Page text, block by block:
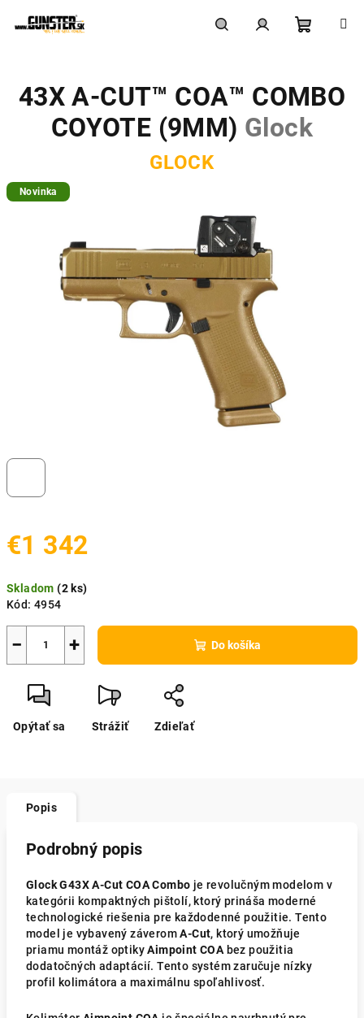
košík
€1 342
cena:
Skladom(2 ks)
Kód: 4954
+
− Do košíka
Opýtať sa Strážiť Zdieľať
43X A-CUT™ COA™ COMBO
COYOTE (9MM) Glock
GLOCK
Novinka
Popis
Podrobný popis
Glock G43X A-Cut COA Combo je revolučným modelom v
kategórii kompaktných pištolí, ktorý prináša moderné
technologické riešenia pre každodenné použitie. Tento
model je vybavený záveromA-Cut, ktorý umožňuje
priamu montáž optikyAimpoint COA bez použitia
dodatočných adaptácií. Tento systém zaručuje nízky
profil kolimátora a maximálnu spoľahlivosť.